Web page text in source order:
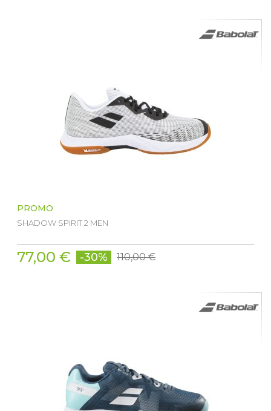
PROMO
SHADOW SPIRIT 2 MEN
77,00 € -30% 110,00 €